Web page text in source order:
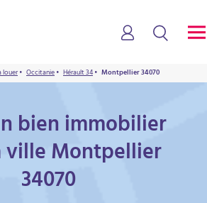
louer• Occitanie• Hérault 34• Montpellier 34070
bien immobilier
ville Montpellier
34070